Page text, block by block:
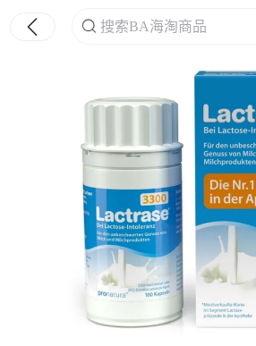
搜索BA海淘商品